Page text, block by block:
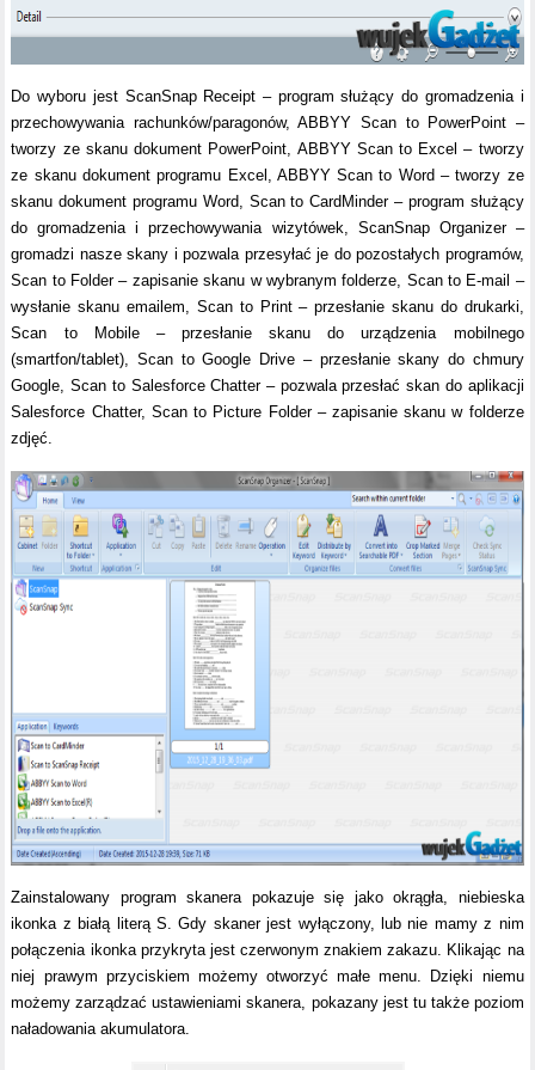
Do wyboru jest ScanSnap Receipt – program służący do gromadzenia i
przechowywania rachunków/paragonów, ABBYY Scan to PowerPoint –
tworzy ze skanu dokument PowerPoint, ABBYY Scan to Excel – tworzy
ze skanu dokument programu Excel, ABBYY Scan to Word – tworzy ze
skanu dokument programu Word, Scan to CardMinder – program służący
do gromadzenia i przechowywania wizytówek, ScanSnap Organizer –
gromadzi nasze skany i pozwala przesyłać je do pozostałych programów,
Scan to Folder – zapisanie skanu w wybranym folderze, Scan to E-mail –
wysłanie skanu emailem, Scan to Print – przesłanie skanu do drukarki,
Scan to Mobile – przesłanie skanu do urządzenia mobilnego
(smartfon/tablet), Scan to Google Drive – przesłanie skany do chmury
Google, Scan to Salesforce Chatter – pozwala przesłać skan do aplikacji
Salesforce Chatter, Scan to Picture Folder – zapisanie skanu w folderze
zdjęć.
Zainstalowany program skanera pokazuje się jako okrągła, niebieska
ikonka z białą literą S. Gdy skaner jest wyłączony, lub nie mamy z nim
połączenia ikonka przykryta jest czerwonym znakiem zakazu. Klikając na
niej prawym przyciskiem możemy otworzyć małe menu. Dzięki niemu
możemy zarządzać ustawieniami skanera, pokazany jest tu także poziom
naładowania akumulatora.